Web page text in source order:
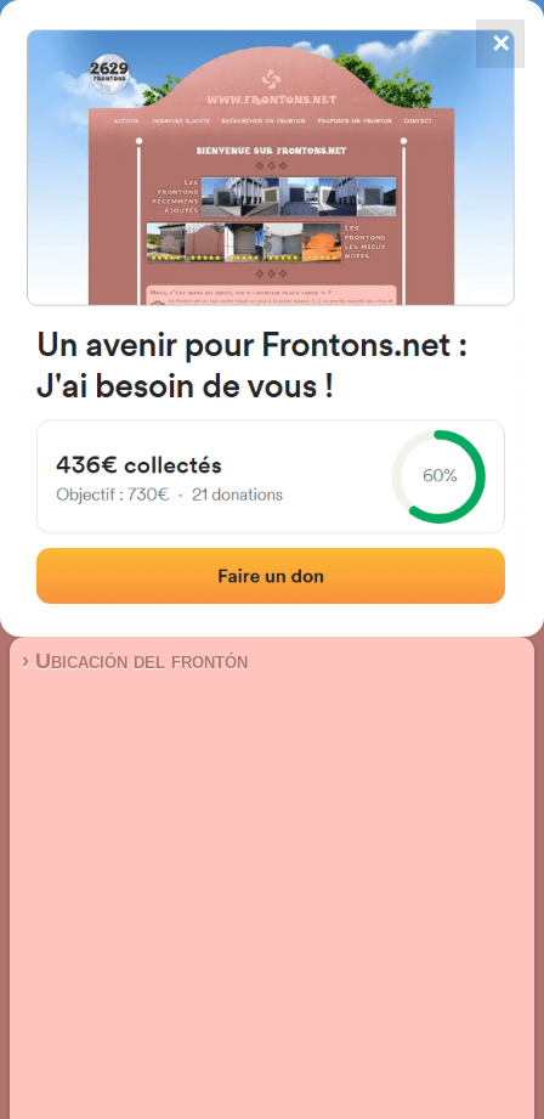
FRONTONS.NET
BUSCAR UN FRONTÓN
AÑADIR UN FRONTÓN
4784
frontones
28706 San Sebastián de los
Reyes, Madrid Espagne
Vía Servicio A-1 25 España
Frontón de pared izquierda
Localización|Fotos|Comentarios y reseñas
› Ubicación del frontón
✕